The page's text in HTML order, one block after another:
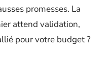
promesses. La
attend validation,
pour votre budget ?